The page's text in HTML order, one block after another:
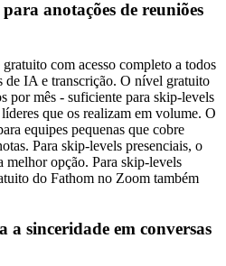
anotações de reuniões
com acesso completo a todos
de IA e transcrição. O nível gratuito
por mês - suficiente para skip-levels
que os realizam em volume. O
equipes pequenas que cobre
Para skip-levels presenciais, o
melhor opção. Para skip-levels
do Fathom no Zoom também
a sinceridade em conversas